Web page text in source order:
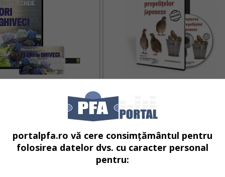
la cheie cu flori in ghiveci
sau donatii;
portalpfa.ro vă cere consimțământul pentru
folosirea datelor dvs. cu caracter personal
pentru: